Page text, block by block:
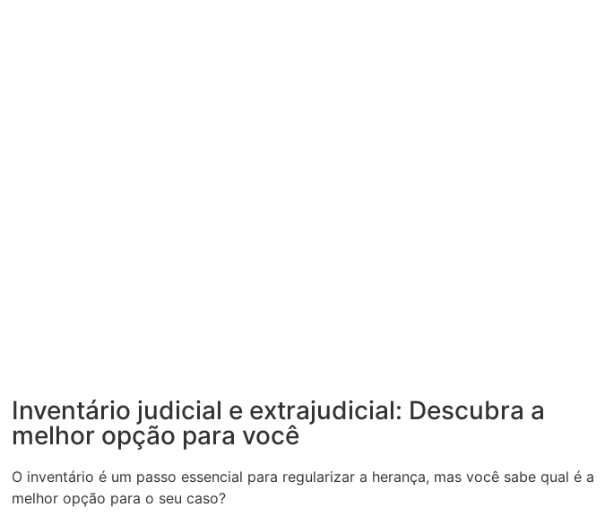
Inventário judicial e extrajudicial: Descubra a
melhor opção para você
O inventário é um passo essencial para regularizar a herança, mas você sabe qual é a
melhor opção para o seu caso?